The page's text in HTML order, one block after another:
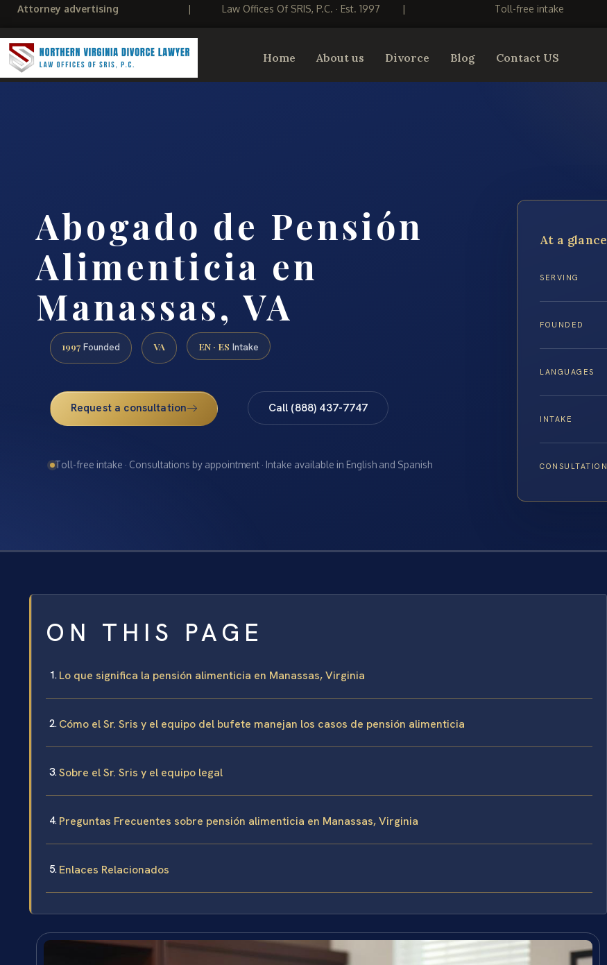
Attorney advertising | Law Offices Of SRIS, P.C. · Est. 1997 | Toll-free intake
Home About us Divorce Blog Contact US
Abogado de Pensión
Alimenticia en
Manassas, VA
1997 Founded VA EN · ES Intake
Request a consultation Call (888) 437-7747
Toll-free intake · Consultations by appointment · Intake available in English and Spanish
At a glance
SERVING
FOUNDED
LANGUAGES
INTAKE
CONSULTATION
ON THIS PAGE
Lo que significa la pensión alimenticia en Manassas, Virginia
Cómo el Sr. Sris y el equipo del bufete manejan los casos de pensión alimenticia
Sobre el Sr. Sris y el equipo legal
Preguntas Frecuentes sobre pensión alimenticia en Manassas, Virginia
Enlaces Relacionados